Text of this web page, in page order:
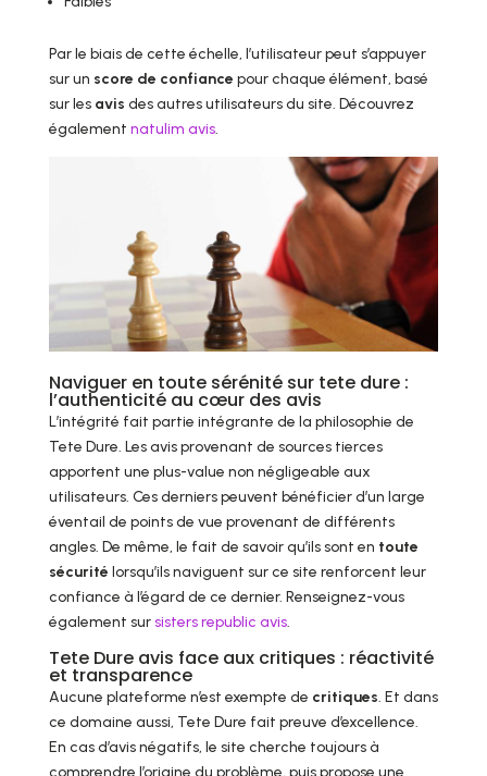
Par le biais de cette échelle, l’utilisateur peut s’appuyer
sur un score de confiance pour chaque élément, basé
sur les avis des autres utilisateurs du site. Découvrez
également natulim avis.
Naviguer en toute sérénité sur tete dure :
l’authenticité au cœur des avis
L’intégrité fait partie intégrante de la philosophie de
Tete Dure. Les avis provenant de sources tierces
apportent une plus-value non négligeable aux
utilisateurs. Ces derniers peuvent bénéficier d’un large
éventail de points de vue provenant de différents
angles. De même, le fait de savoir qu’ils sont en toute
sécurité lorsqu’ils naviguent sur ce site renforcent leur
confiance à l’égard de ce dernier. Renseignez-vous
également sursisters republic avis.
Tete Dure avis face aux critiques : réactivité
et transparence
Aucune plateforme n’est exempte de critiques. Et dans
ce domaine aussi, Tete Dure fait preuve d’excellence.
En cas d’avis négatifs, le site cherche toujours à